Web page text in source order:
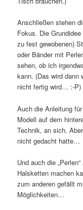
Anschließen stehen
Fokus. Die
zu fest gewobenen)
oder Bänder mit
sehen, ob ich
kann. (Das wird dann
nicht fertig wird… :-P)
Auch die Anleitung
Modell auf dem
Technik, an sich.
nicht gedacht hatte…
Und auch die
Halsketten machen
zum anderen gefällt
Möglichkeiten…